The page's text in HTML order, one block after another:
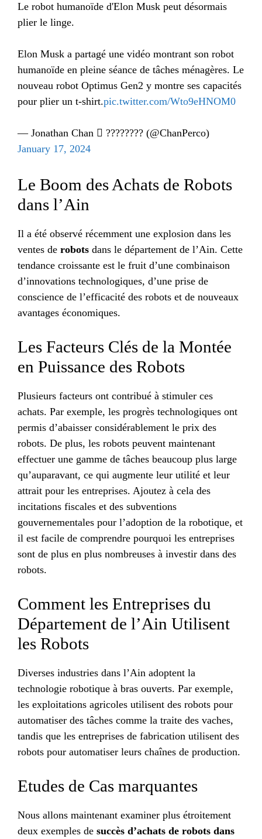
Le robot humanoïde d'Elon Musk peut désormais
plier le linge.
Elon Musk a partagé une vidéo montrant son robot
humanoïde en pleine séance de tâches ménagères. Le
nouveau robot Optimus Gen2 y montre ses capacités
pour plier un t-shirt.pic.twitter.com/Wto9eHNOM0
— Jonathan Chan  ???????? (@ChanPerco)
January 17, 2024
Le Boom des Achats de Robots
dans l’Ain
Il a été observé récemment une explosion dans les
ventes de robots dans le département de l’Ain. Cette
tendance croissante est le fruit d’une combinaison
d’innovations technologiques, d’une prise de
conscience de l’efficacité des robots et de nouveaux
avantages économiques.
Les Facteurs Clés de la Montée
en Puissance des Robots
Plusieurs facteurs ont contribué à stimuler ces
achats. Par exemple, les progrès technologiques ont
permis d’abaisser considérablement le prix des
robots. De plus, les robots peuvent maintenant
effectuer une gamme de tâches beaucoup plus large
qu’auparavant, ce qui augmente leur utilité et leur
attrait pour les entreprises. Ajoutez à cela des
incitations fiscales et des subventions
gouvernementales pour l’adoption de la robotique, et
il est facile de comprendre pourquoi les entreprises
sont de plus en plus nombreuses à investir dans des
robots.
Comment les Entreprises du
Département de l’Ain Utilisent
les Robots
Diverses industries dans l’Ain adoptent la
technologie robotique à bras ouverts. Par exemple,
les exploitations agricoles utilisent des robots pour
automatiser des tâches comme la traite des vaches,
tandis que les entreprises de fabrication utilisent des
robots pour automatiser leurs chaînes de production.
Etudes de Cas marquantes
Nous allons maintenant examiner plus étroitement
deux exemples de succès d’achats de robots dans